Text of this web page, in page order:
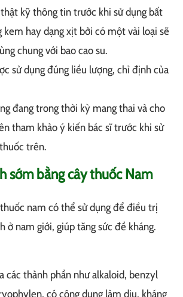
kỹ thông tin trước khi sử dụng bất
kem hay dạng xịt bởi có một vài loại sẽ
chung với bao cao su.
sử dụng đúng liều lượng, chỉ định của
đang trong thời kỳ mang thai và cho
tham khảo ý kiến bác sĩ trước khi sử
trên.
sớm bằng cây thuốc Nam
nam có thể sử dụng để điều trị
ở nam giới, giúp tăng sức đề kháng.
các thành phần như alkaloid, benzyl
có công dụng làm dịu, kháng